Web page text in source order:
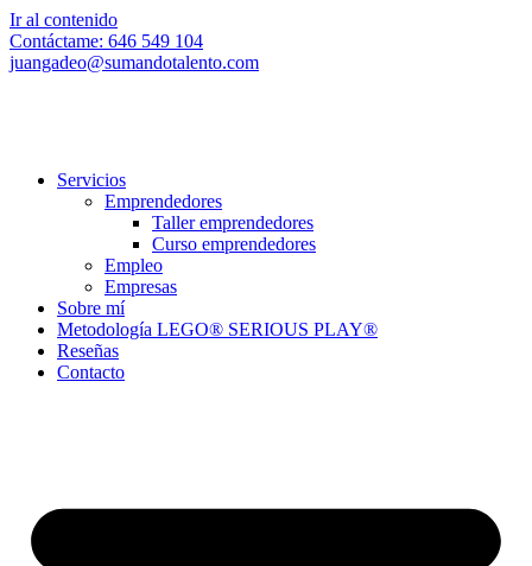
Ir al contenido
Contáctame: 646 549 104
juangadeo@sumandotalento.com
Servicios
Emprendedores
Taller emprendedores
Curso emprendedores
Empleo
Empresas
Sobre mí
Metodología LEGO® SERIOUS PLAY®
Reseñas
Contacto